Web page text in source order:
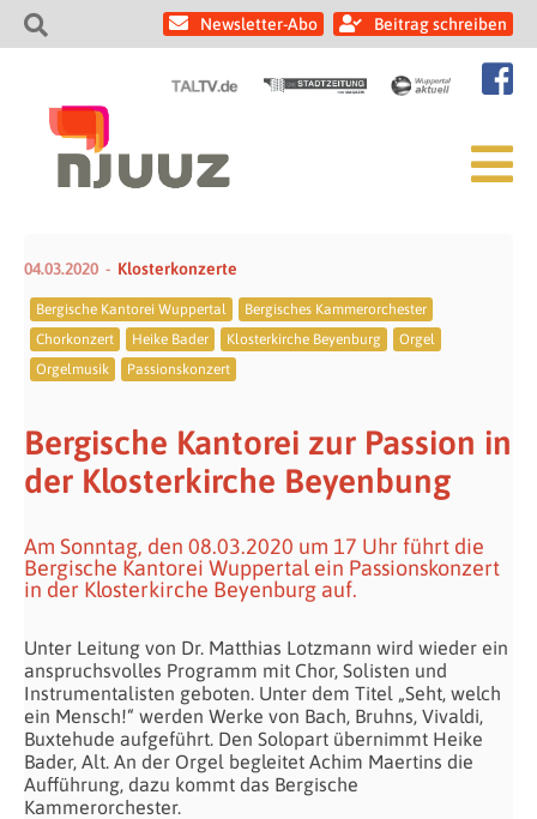
Newsletter-Abo Beitrag schreiben
04.03.2020 Klosterkonzerte
Bergische Kantorei Wuppertal
Bergisches Kammerorchester
Chorkonzert
Heike Bader Klosterkirche Beyenburg
Orgel
Orgelmusik
Passionskonzert
Bergische Kantorei zur Passion in
der Klosterkirche Beyenbung
Am Sonntag, den 08.03.2020 um 17 Uhr führt die
Bergische Kantorei Wuppertal ein Passionskonzert
in der Klosterkirche Beyenburg auf.
Unter Leitung von Dr. Matthias Lotzmann wird wieder ein
anspruchsvolles Programm mit Chor, Solisten und
Instrumentalisten geboten. Unter dem Titel „Seht, welch
ein Mensch!“ werden Werke von Bach, Bruhns, Vivaldi,
Buxtehude aufgeführt. Den Solopart übernimmt Heike
Bader, Alt. An der Orgel begleitet Achim Maertins die
Aufführung, dazu kommt das Bergische
Kammerorchester.